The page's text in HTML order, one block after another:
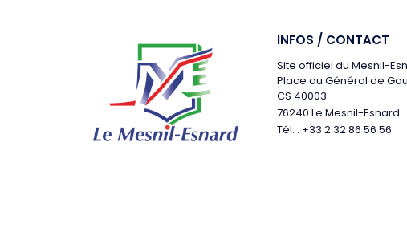
INFOS / CONTACT
Site officiel du Mesnil-
Place du Général de
CS 40003
76240 Le Mesnil-Esnard
Tél. : +33 2 32 86 56 56